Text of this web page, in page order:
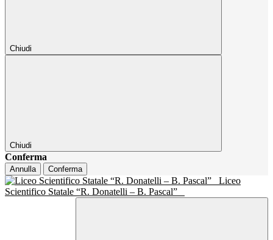
Chiudi
Chiudi
Conferma
Annulla Conferma
Liceo
Scientifico Statale “R. Donatelli – B. Pascal”